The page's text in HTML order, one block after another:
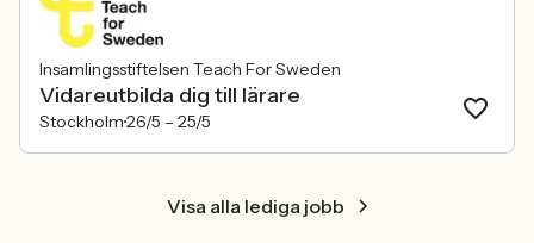
Insamlingsstiftelsen Teach For Sweden
Vidareutbilda dig till lärare
Stockholm26/5 – 25/5
Visa alla lediga jobb